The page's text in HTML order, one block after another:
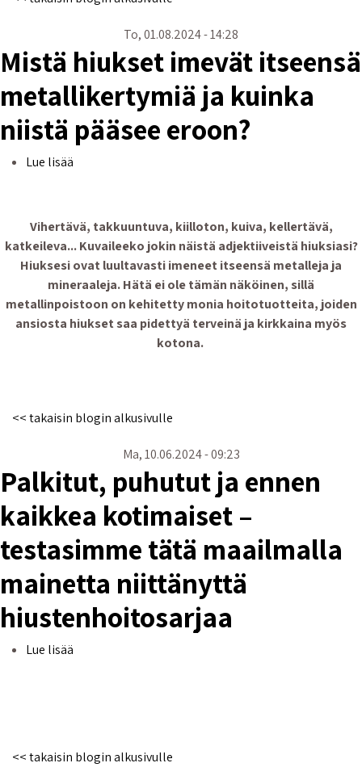
To, 01.08.2024 - 14:28
Mistä hiukset imevät itseensä
metallikertymiä ja kuinka
niistä pääsee eroon?
Lue lisää
Vihertävä, takkuuntuva, kiilloton, kuiva, kellertävä,
katkeileva... Kuvaileeko jokin näistä adjektiiveistä hiuksiasi?
Hiuksesi ovat luultavasti imeneet itseensä metalleja ja
mineraaleja. Hätä ei ole tämän näköinen, sillä
metallinpoistoon on kehitetty monia hoitotuotteita, joiden
ansiosta hiukset saa pidettyä terveinä ja kirkkaina myös
kotona.
<< takaisin blogin alkusivulle
Ma, 10.06.2024 - 09:23
Palkitut, puhutut ja ennen
kaikkea kotimaiset –
testasimme tätä maailmalla
mainetta niittänyttä
hiustenhoitosarjaa
Lue lisää
<< takaisin blogin alkusivulle